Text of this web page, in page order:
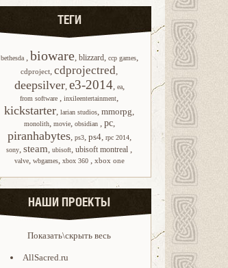
ТЕГИ
bethesda , bioware, blizzard, ccp games,
cdproject, cdprojectred,
deepsilver, e3-2014, ea,
from software , inxileentertainment,
kickstarter, larian studios, mmorpg,
monolith, movie, obsidian , pc,
piranhabytes, ps3, ps4, rpc 2014,
sony, steam, ubisoft, ubisoft montreal ,
valve, wbgames, xbox 360 , xbox one
НАШИ ПРОЕКТЫ
Показать\скрыть весь
AllSacred.ru